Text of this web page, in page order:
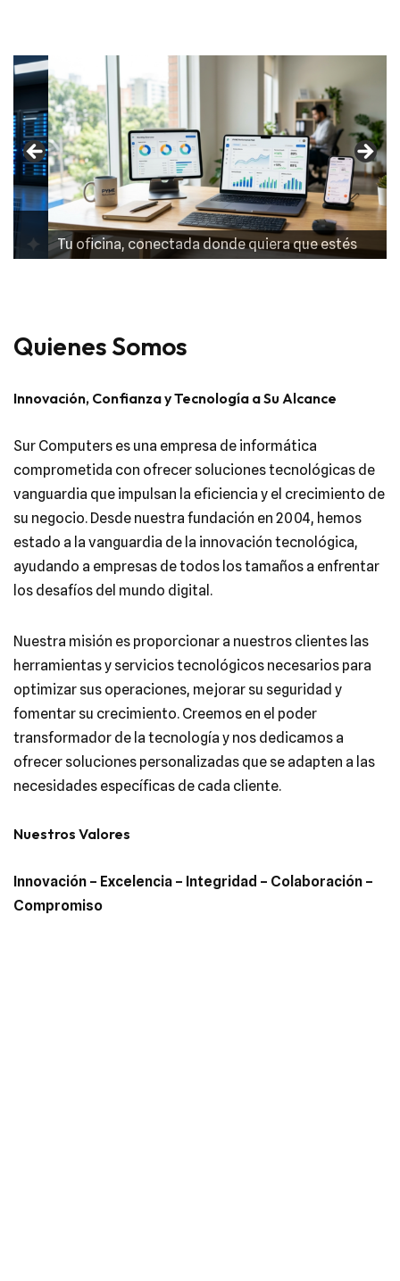
Tu oficina, conectada donde quiera que estés
Quienes Somos
Innovación, Confianza y Tecnología a Su Alcance
Sur Computers es una empresa de informática
comprometida con ofrecer soluciones tecnológicas de
vanguardia que impulsan la eficiencia y el crecimiento de
su negocio. Desde nuestra fundación en 2004, hemos
estado a la vanguardia de la innovación tecnológica,
ayudando a empresas de todos los tamaños a enfrentar
los desafíos del mundo digital.
Nuestra misión es proporcionar a nuestros clientes las
herramientas y servicios tecnológicos necesarios para
optimizar sus operaciones, mejorar su seguridad y
fomentar su crecimiento. Creemos en el poder
transformador de la tecnología y nos dedicamos a
ofrecer soluciones personalizadas que se adapten a las
necesidades específicas de cada cliente.
Nuestros Valores
Innovación – Excelencia – Integridad – Colaboración –
Compromiso